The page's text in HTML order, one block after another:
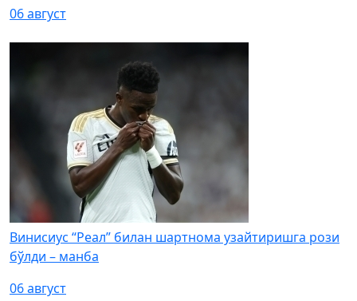
06 август
Винисиус “Реал” билан шартнома узайтиришга рози
бўлди – манба
06 август